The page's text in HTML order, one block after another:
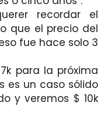
recordar el
que el precio del
fue hace solo 3
para la próxima
es un caso sólido
y veremos $ 10k